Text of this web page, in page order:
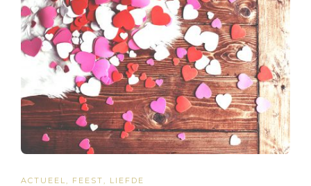
ACTUEEL, FEEST, LIEFDE